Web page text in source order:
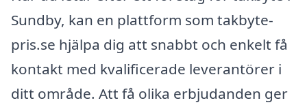
Sundby, kan en plattform som takbyte-
pris.se hjälpa dig att snabbt och enkelt få
kontakt med kvalificerade leverantörer i
ditt område. Att få olika erbjudanden ger